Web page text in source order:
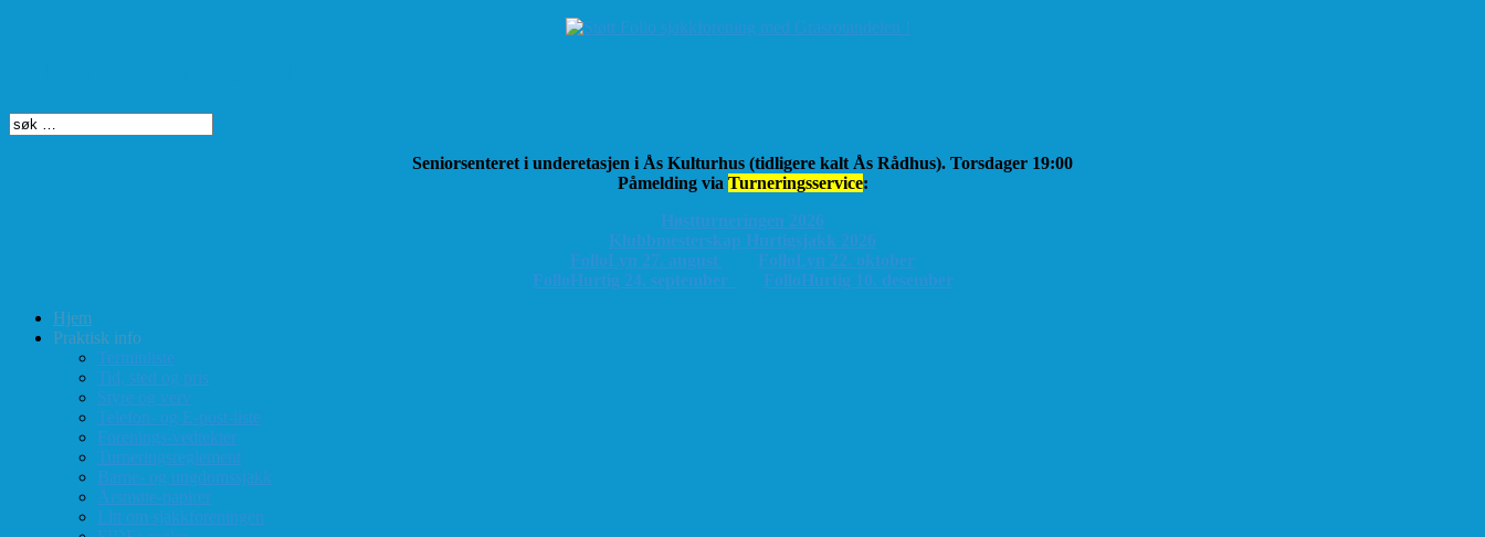
Seniorsenteret i underetasjen i Ås Kulturhus (tidligere kalt Ås Rådhus). Torsdager 19:00
Påmelding via Turneringsservice:
Høstturneringen 2026
Klubbmesterskap Hurtigsjakk 2026
FolloLyn 27. august
FolloLyn 22. oktober
FolloHurtig 24. september
FolloHurtig 10. desember
Hjem
Praktisk info
Terminliste
Tid, sted og pris
Styre og verv
Telefon- og E-post-liste
Forenings-vedtekter
Turneringsreglement
Barne- og ungdomssjakk
Årsmøte-papirer
Litt om sjakkforeningen